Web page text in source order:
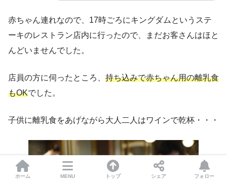
赤ちゃん連れなので、17時ごろにキングダムというステ
ーキのレストラン店内に行ったので、まだお客さんはほと
んどいませんでした。
店員の方に伺ったところ、 持ち込みで赤ちゃん用の離乳食
もOKでした。
子供に離乳食をあげながら大人二人はワインで乾杯・・・
ホーム MENU トップ シェア フォロー